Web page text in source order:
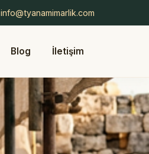
info@tyanamimarlik.com
Blog İletişim